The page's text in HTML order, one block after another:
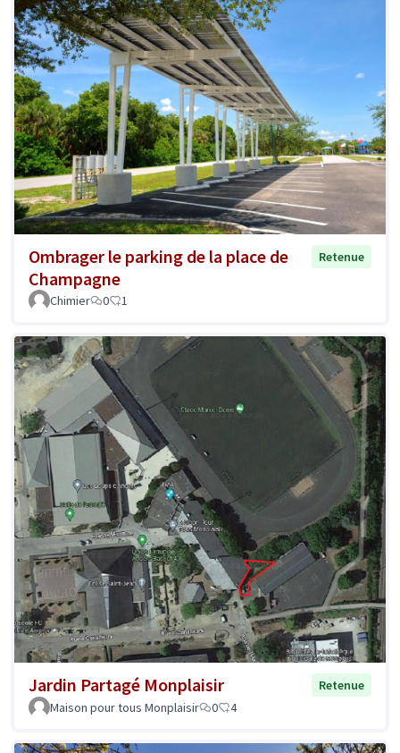
Ombrager le parking de la place de
Champagne
Retenue
Chimier 0 1
Jardin Partagé Monplaisir
Retenue
Maison pour tous Monplaisir
0 4